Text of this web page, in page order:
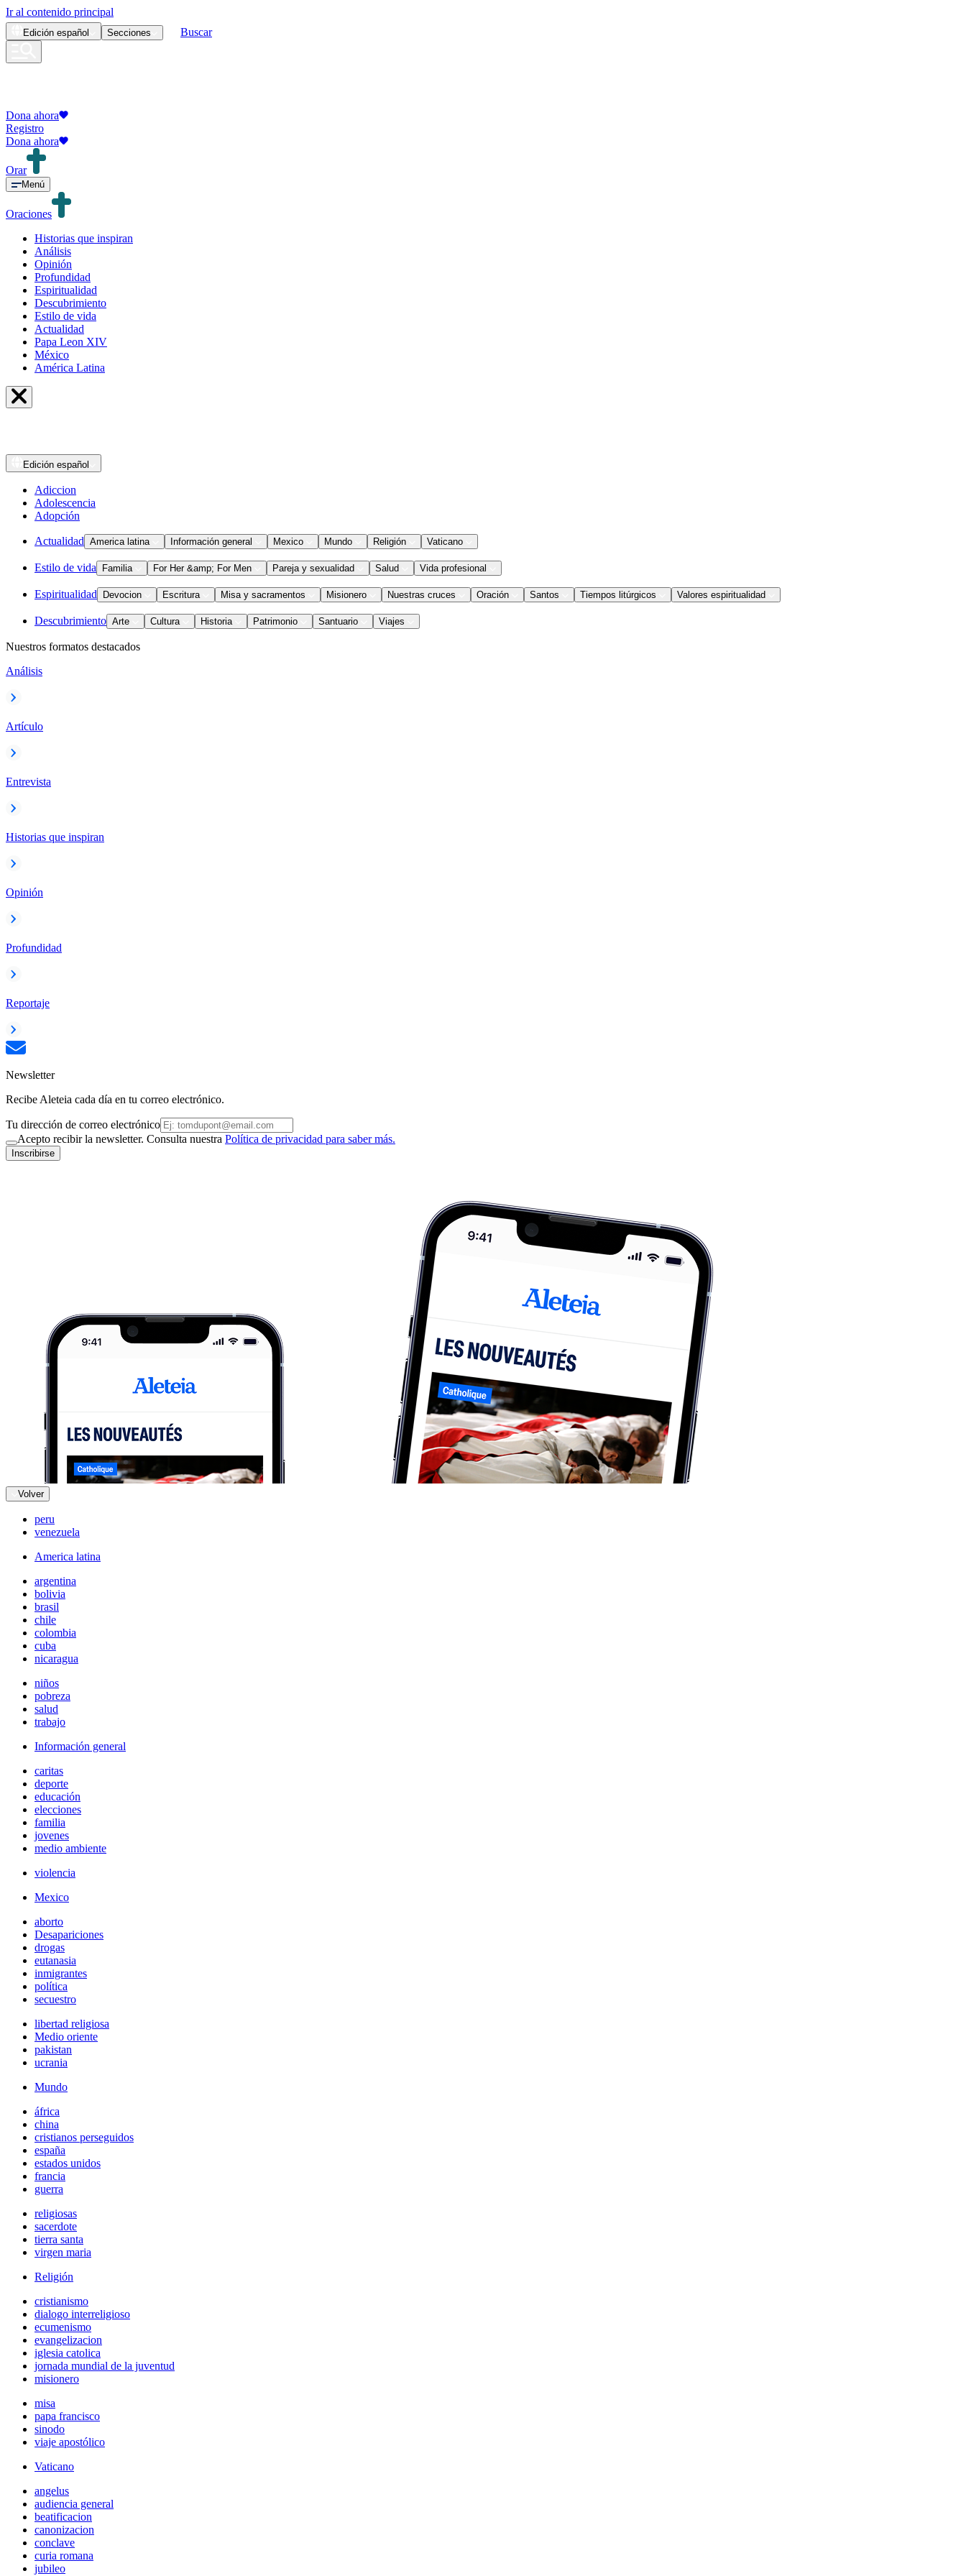
Ir al contenido principal
Edición español Secciones Buscar
Dona ahora
Registro
Dona ahora
Orar
Menú
Oraciones
Historias que inspiran
Análisis
Opinión
Profundidad
Espiritualidad
Descubrimiento
Estilo de vida
Actualidad
Papa Leon XIV
México
América Latina
Edición español
Adiccion
Adolescencia
Adopción
Actualidad America latina Información general Mexico Mundo Religión Vaticano
Estilo de vida Familia For Her &amp; For Men Pareja y sexualidad Salud Vida profesional
Espiritualidad Devocion Escritura Misa y sacramentos Misionero Nuestras cruces Oración Santos Tiempos litúrgicos Valores espiritualidad
Descubrimiento Arte Cultura Historia Patrimonio Santuario Viajes
Nuestros formatos destacados
Análisis
Artículo
Entrevista
Historias que inspiran
Opinión
Profundidad
Reportaje
Newsletter
Recibe Aleteia cada día en tu correo electrónico.
Tu dirección de correo electrónico
Acepto recibir la newsletter. Consulta nuestra Política de privacidad para saber más.
Inscribirse
Volver
peru
venezuela
America latina
argentina
bolivia
brasil
chile
colombia
cuba
nicaragua
niños
pobreza
salud
trabajo
Información general
caritas
deporte
educación
elecciones
familia
jovenes
medio ambiente
violencia
Mexico
aborto
Desapariciones
drogas
eutanasia
inmigrantes
política
secuestro
libertad religiosa
Medio oriente
pakistan
ucrania
Mundo
áfrica
china
cristianos perseguidos
españa
estados unidos
francia
guerra
religiosas
sacerdote
tierra santa
virgen maria
Religión
cristianismo
dialogo interreligioso
ecumenismo
evangelizacion
iglesia catolica
jornada mundial de la juventud
misionero
misa
papa francisco
sinodo
viaje apostólico
Vaticano
angelus
audiencia general
beatificacion
canonizacion
conclave
curia romana
jubileo